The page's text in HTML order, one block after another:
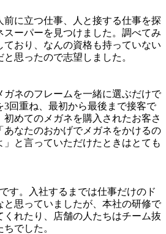
前に立つ仕事、人と接する仕事を探
スーパーを見つけました。調べてみ
ており、なんの資格も持っていない
思ったので志望しました。
ガネのフレームを一緒に選ぶだけで
回重ね、最初から最後まで接客で
初めてのメガネを購入されたお客さ
あなたのおかげでメガネをかけるの
」と言っていただけたときはとても
す。入社するまでは仕事だけのド
と思っていましたが、本社の研修で
くれたり、店舗の人たちはチーム抜
でした。